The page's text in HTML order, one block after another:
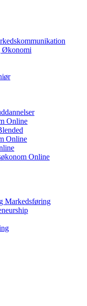
Økonomi
Online
Online
Online
Markedsføring